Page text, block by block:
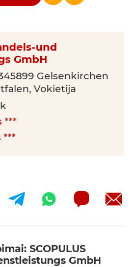
und
GmbH
Gelsenkirchen
Vokietija
***
***
SCOPULUS
GmbH